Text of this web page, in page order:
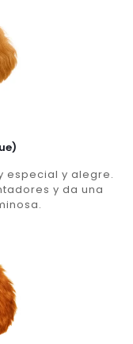
especial y alegre.
y da una